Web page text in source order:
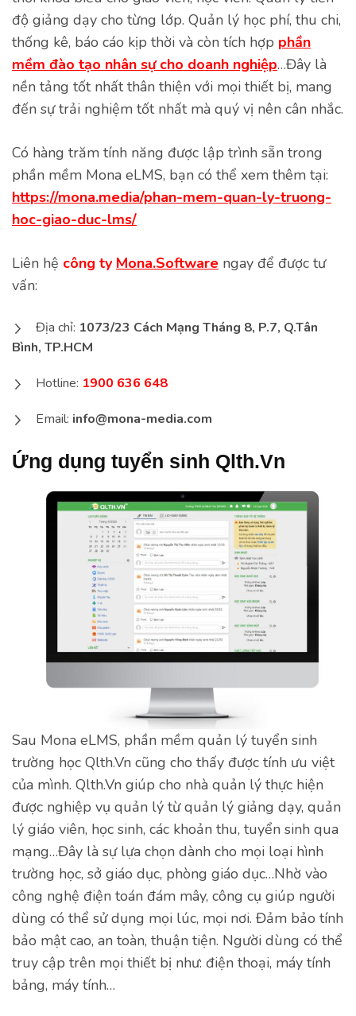
độ giảng dạy cho từng lớp. Quản lý học phí, thu chi,
thống kê, báo cáo kịp thời và còn tích hợp phần
mềm đào tạo nhân sự cho doanh nghiệp…Đây là
nền tảng tốt nhất thân thiện với mọi thiết bị, mang
đến sự trải nghiệm tốt nhất mà quý vị nên cân nhắc.
Có hàng trăm tính năng được lập trình sẵn trong
phần mềm Mona eLMS, bạn có thể xem thêm tại:
https://mona.media/phan-mem-quan-ly-truong-
hoc-giao-duc-lms/
Liên hệ công ty Mona.Software ngay để được tư
vấn:
Địa chỉ: 1073/23 Cách Mạng Tháng 8, P.7, Q.Tân
Bình, TP.HCM
Hotline: 1900 636 648
Email: info@mona-media.com
Ứng dụng tuyển sinh Qlth.Vn
Sau Mona eLMS, phần mềm quản lý tuyển sinh
trường học Qlth.Vn cũng cho thấy được tính ưu việt
của mình. Qlth.Vn giúp cho nhà quản lý thực hiện
được nghiệp vụ quản lý từ quản lý giảng dạy, quản
lý giáo viên, học sinh, các khoản thu, tuyển sinh qua
mạng…Đây là sự lựa chọn dành cho mọi loại hình
trường học, sở giáo dục, phòng giáo dục…Nhờ vào
công nghệ điện toán đám mây, công cụ giúp người
dùng có thể sử dụng mọi lúc, mọi nơi. Đảm bảo tính
bảo mật cao, an toàn, thuận tiện. Người dùng có thể
truy cập trên mọi thiết bị như: điện thoại, máy tính
bảng, máy tính…